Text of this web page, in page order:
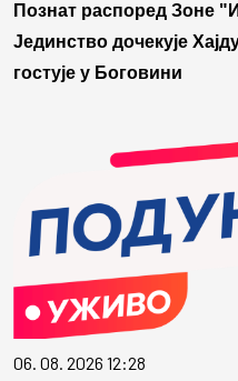
Познат распоред Зоне
Јединство дочекује
гостује у Боговини
06. 08. 2026 12:28